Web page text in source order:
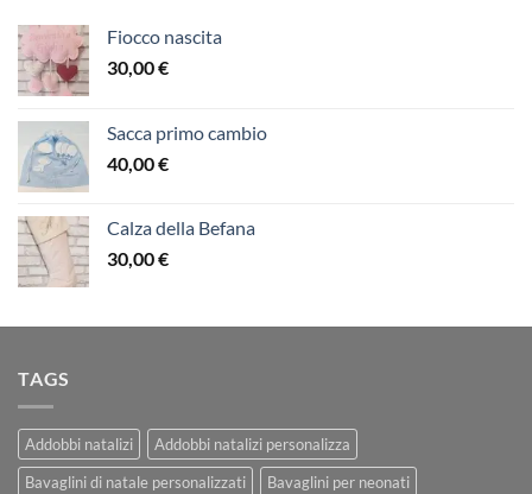
Fiocco nascita
30,00€
Sacca primo cambio
40,00€
Calza della Befana
30,00€
TAGS
Addobbi natalizi
Addobbi natalizi personalizza
Bavaglini di natale personalizzati
Bavaglini per neonati